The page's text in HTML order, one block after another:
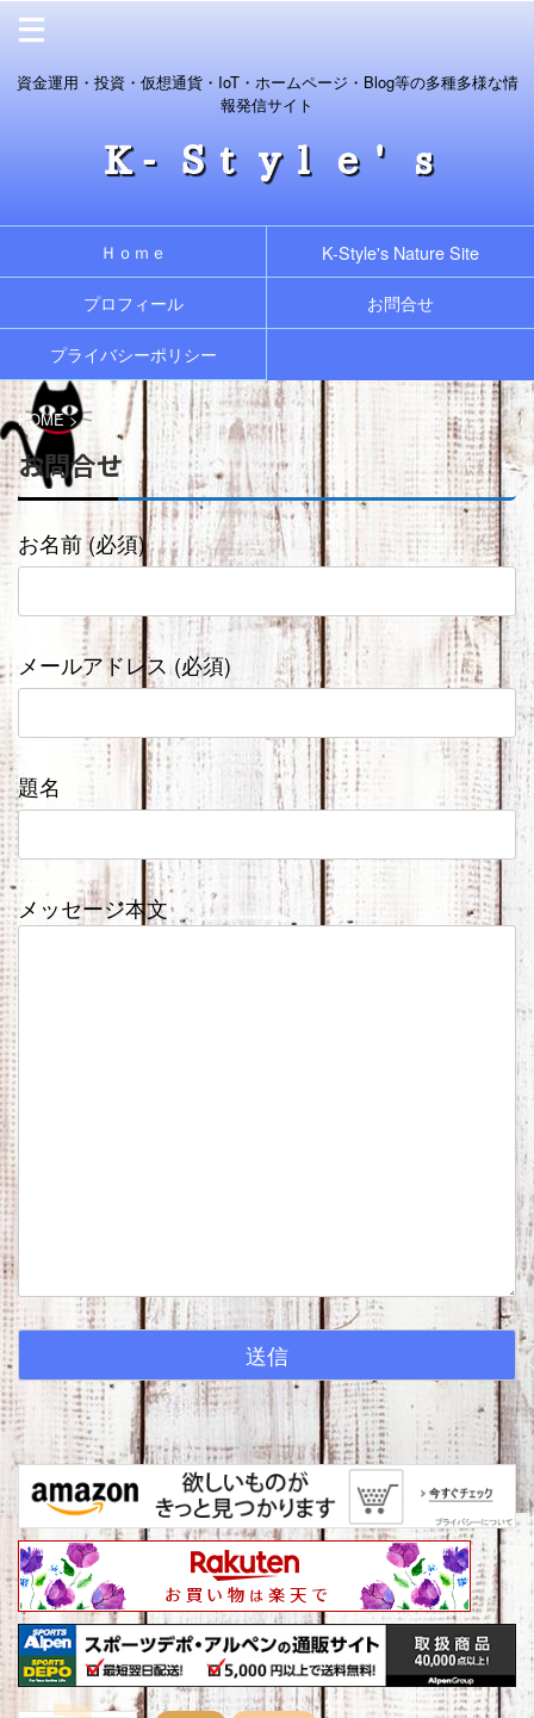
資金運用・投資・仮想通貨・IoT・ホームページ・Blog等の多種多様な情
報発信サイト
Ｈｏｍｅ K-Style's Nature Site
プロフィール お問合せ
プライバシーポリシー
HOME >
お問合せ
お名前 (必須)
メールアドレス (必須)
題名
メッセージ本文